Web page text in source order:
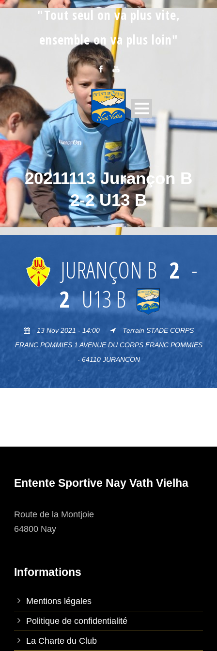
"Tout seul on va plus vite,
ensemble on va plus loin"
20211113 Jurançon B
2-2 U13 B
JURANÇON B 2 -
2 U13 B
13 Nov 2021 - 14:00
Terrain STADE CORPS
FRANC POMMIES 1 AVENUE DU CORPS FRANC POMMIES
- 64110 JURANCON
Entente Sportive Nay Vath Vielha
Route de la Montjoie
64800 Nay
Informations
Mentions légales
Politique de confidentialité
La Charte du Club